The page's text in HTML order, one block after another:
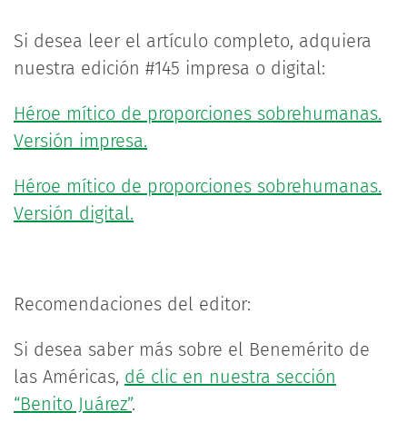
Si desea leer el artículo completo, adquiera
nuestra edición #145 impresa o digital:
Héroe mítico de proporciones sobrehumanas.
Versión impresa.
Héroe mítico de proporciones sobrehumanas.
Versión digital.
Recomendaciones del editor:
Si desea saber más sobre el Benemérito de
las Américas, dé clic en nuestra sección
“Benito Juárez”.